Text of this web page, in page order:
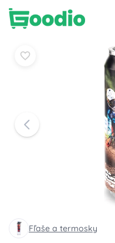
Fľaše a termosky
12,50 €